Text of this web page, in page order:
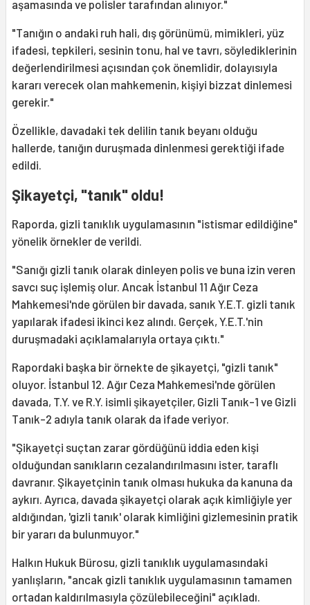
aşamasında ve polisler tarafından alınıyor."
"Tanığın o andaki ruh hali, dış görünümü, mimikleri, yüz
ifadesi, tepkileri, sesinin tonu, hal ve tavrı, söylediklerinin
değerlendirilmesi açısından çok önemlidir, dolayısıyla
kararı verecek olan mahkemenin, kişiyi bizzat dinlemesi
gerekir."
Özellikle, davadaki tek delilin tanık beyanı olduğu
hallerde, tanığın duruşmada dinlenmesi gerektiği ifade
edildi.
Şikayetçi, "tanık" oldu!
Raporda, gizli tanıklık uygulamasının "istismar edildiğine"
yönelik örnekler de verildi.
"Sanığı gizli tanık olarak dinleyen polis ve buna izin veren
savcı suç işlemiş olur. Ancak İstanbul 11 Ağır Ceza
Mahkemesi'nde görülen bir davada, sanık Y.E.T. gizli tanık
yapılarak ifadesi ikinci kez alındı. Gerçek, Y.E.T.'nin
duruşmadaki açıklamalarıyla ortaya çıktı."
Rapordaki başka bir örnekte de şikayetçi, "gizli tanık"
oluyor. İstanbul 12. Ağır Ceza Mahkemesi'nde görülen
davada, T.Y. ve R.Y. isimli şikayetçiler, Gizli Tanık-1 ve Gizli
Tanık-2 adıyla tanık olarak da ifade veriyor.
"Şikayetçi suçtan zarar gördüğünü iddia eden kişi
olduğundan sanıkların cezalandırılmasını ister, taraflı
davranır. Şikayetçinin tanık olması hukuka da kanuna da
aykırı. Ayrıca, davada şikayetçi olarak açık kimliğiyle yer
aldığından, 'gizli tanık' olarak kimliğini gizlemesinin pratik
bir yararı da bulunmuyor."
Halkın Hukuk Bürosu, gizli tanıklık uygulamasındaki
yanlışların, "ancak gizli tanıklık uygulamasının tamamen
ortadan kaldırılmasıyla çözülebileceğini" açıkladı.